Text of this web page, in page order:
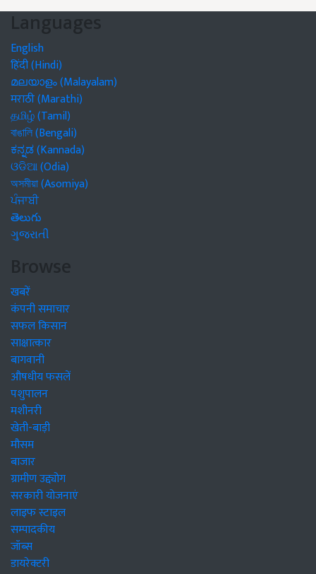
Languages
English
हिंदी (Hindi)
മലയാളം (Malayalam)
मराठी (Marathi)
தமிழ் (Tamil)
বাঙালি (Bengali)
ಕನ್ನಡ (Kannada)
ଓଡିଆ (Odia)
অসমীয়া (Asomiya)
ਪੰਜਾਬੀ
తెలుగు
ગુજરાતી
Browse
खबरें
कंपनी समाचार
सफल किसान
साक्षात्कार
बागवानी
औषधीय फसलें
पशुपालन
मशीनरी
खेती-बाड़ी
मौसम
बाजार
ग्रामीण उद्द्योग
सरकारी योजनाएं
लाइफ स्टाइल
सम्पादकीय
जॉब्स
डायरेक्टरी